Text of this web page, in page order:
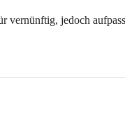
vernünftig, jedoch